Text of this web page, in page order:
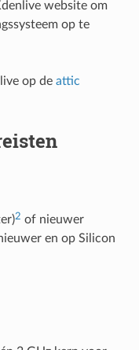
website om
op te
op de attic
2 of nieuwer
en op Silicon